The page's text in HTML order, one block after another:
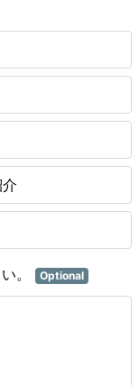
。 Optional